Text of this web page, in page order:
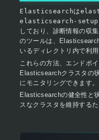
Elasticsearchは
elasticsearch-
しており、診断情報の収
のツールは、
いるディレクトリ内で利用
これらの方法、エンドポ
Elasticsearchクラスタの
にモニタリングできます。
Elasticsearchの健全性と
スなクラスタを維持するた